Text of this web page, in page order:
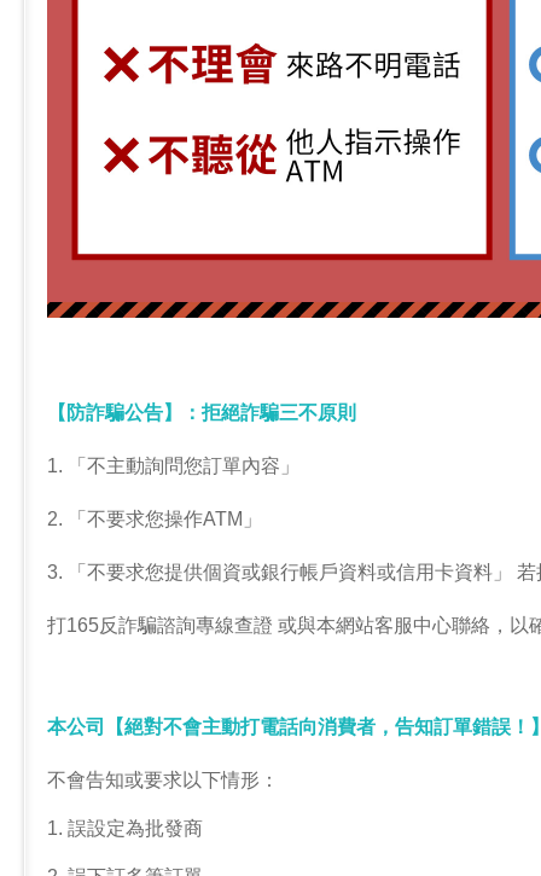
【防詐騙公告】：拒絕詐騙三不原則
1. 「不主動詢問您訂單內容」
2. 「不要求您操作ATM」
3. 「不要求您提供個資或銀行帳戶資料或信用卡資料」
打165反詐騙諮詢專線查證 或與本網站客服中心聯絡，以
本公司【絕對不會主動打電話向消費者，告知訂單錯誤！
不會告知或要求以下情形：
1. 誤設定為批發商